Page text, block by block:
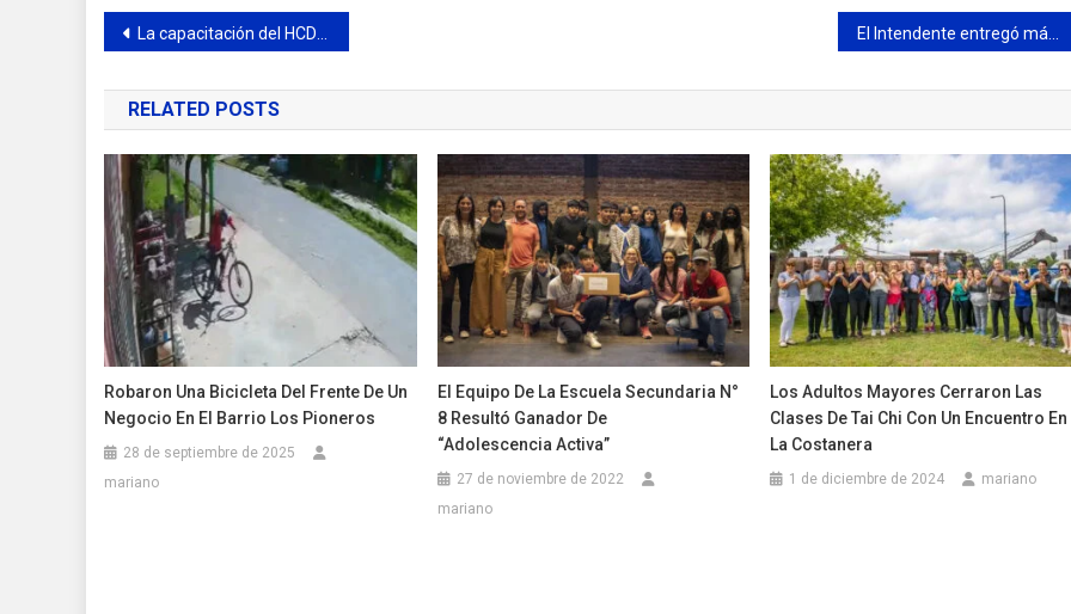
Navegación
de
entradas
La capacitación del HCD sobre discapacidad se podrá ver por Youtube
RELATED POSTS
Robaron Una Bicicleta Del Frente De Un
Negocio En El Barrio Los Pioneros
28 de septiembre de 2025
mariano
El Equipo De La Escuela Secundaria N°
8 Resultó Ganador De
“Adolescencia Activa”
27 de noviembre de 2022
mariano
Los Adultos Mayores Cerraron Las
Clases De Tai Chi Con Un Encuentro En
La Costanera
1 de diciembre de 2024 mariano